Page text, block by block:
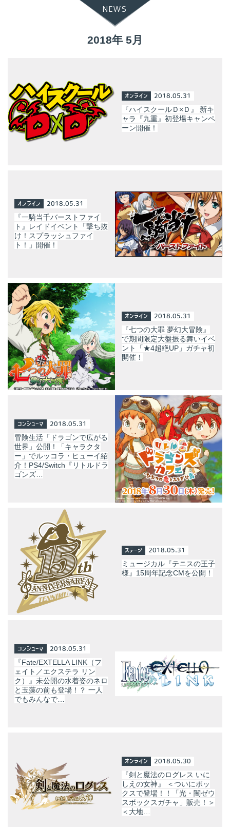
NEWS
2018年 5月
オンライン 2018.05.31
『ハイスクールＤ×Ｄ』 新キ
ャラ『九重』初登場キャンペ
ーン開催！
オンライン 2018.05.31
『一騎当千バーストファイ
ト』レイドイベント「撃ち抜
け！スプラッシュファイ
ト！」開催！
オンライン 2018.05.31
『七つの大罪 夢幻大冒険』
で期間限定大盤振る舞いイベ
ン​ト「★4超絶UP」ガチャ初
開催！
コンシューマ 2018.05.31
冒険生活「ドラゴンで広がる
世界」公開！「キャラクタ
ー」でルッコラ・ヒューイ紹
介！PS4/Switch『リトルドラ
ゴンズ…
ステージ 2018.05.31
ミュージカル『テニスの王子
様』15周年記念CMを公開！
コンシューマ 2018.05.31
『Fate/EXTELLA LINK（フ
ェイト／エクステラ リン
ク）』未公開の水着姿のネロ
と玉藻の前も登場！？ 一人
でもみんなで…
オンライン 2018.05.30
『剣と魔法のログレス いに
しえの女神』 ＜ついにボッ
クスで登場！！「光・闇ゼウ
スボックスガチャ」販売！＞
＜大地…